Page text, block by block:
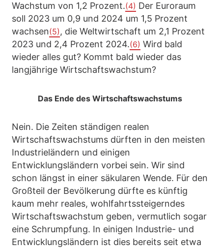
Wachstum von 1,2 Prozent.(4) Der Euroraum
soll 2023 um 0,9 und 2024 um 1,5 Prozent
wachsen(5) , die Weltwirtschaft um 2,1 Prozent
2023 und 2,4 Prozent 2024.(6) Wird bald
wieder alles gut? Kommt bald wieder das
langjährige Wirtschaftswachstum?
Das Ende des Wirtschaftswachstums
Nein. Die Zeiten ständigen realen
Wirtschaftswachstums dürften in den meisten
Industrieländern und einigen
Entwicklungsländern vorbei sein. Wir sind
schon längst in einer säkularen Wende. Für den
Großteil der Bevölkerung dürfte es künftig
kaum mehr reales, wohlfahrtssteigerndes
Wirtschaftswachstum geben, vermutlich sogar
eine Schrumpfung. In einigen Industrie- und
Entwicklungsländern ist dies bereits seit etwa